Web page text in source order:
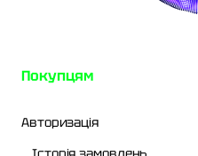
Покупцям
Авторизація